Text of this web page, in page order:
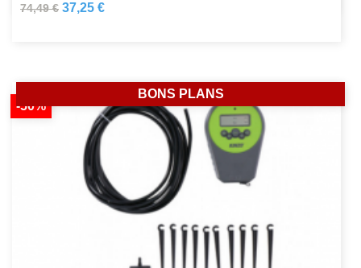
74,49 € 37,25 €
-50%
BONS PLANS